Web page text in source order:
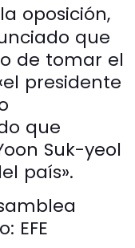
oposición,
que
de tomar el
presidente
que
Suk-yeol
país».
EFE